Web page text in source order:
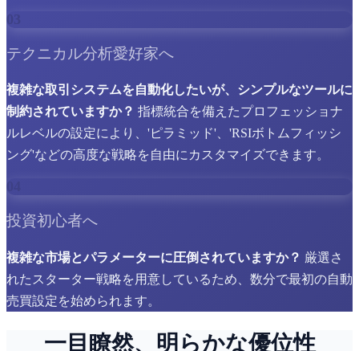
03
テクニカル分析愛好家へ
複雑な取引システムを自動化したいが、シンプルなツールに
制約されていますか？ 指標統合を備えたプロフェッショナ
ルレベルの設定により、'ピラミッド'、'RSIボトムフィッシ
ング'などの高度な戦略を自由にカスタマイズできます。
投資初心者へ
複雑な市場とパラメーターに圧倒されていますか？ 厳選さ
れたスターター戦略を用意しているため、数分で最初の自動
売買設定を始められます。
一目瞭然、明らかな優位性